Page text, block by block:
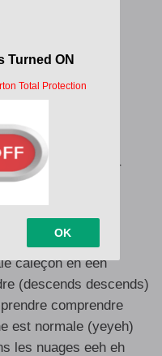
eh
la vida loca
eleya
bébé désormais
eh eh
faut demander
ya sowe soweto
caleçon eh eeh
(descends descends)
comprendre
est normale (yeyeh)
les nuages eeh eh